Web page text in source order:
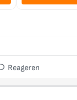
Reageren